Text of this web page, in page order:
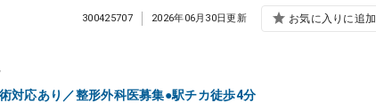
対応あり／整形外科医募集●駅チカ徒歩4分
300425707 2026年06月30日更新 お気に入りに追加